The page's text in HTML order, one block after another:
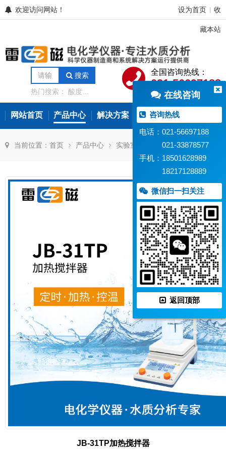
欢迎访问网站！ 设为首页 收
藏本站
搜索
热门搜索：酸度计
分析仪
微量水分分
析仪
氨氮测定仪
全国咨询热线：
021-56697188
网站首页 产品中心 解决方案 常见问题
当前位置： 首页 产品中心 实验室辅助设备
JB-31TP加热搅拌器
在线咨询
咨询热线
电话：021-56697188
021-33878577
手机：18501628989
18217128889
微信扫一扫关注
返回顶部